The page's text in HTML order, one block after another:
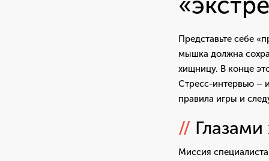
Представьте себе
мышка должна
хищницу. В конце
Стресс-интервью –
правила игры и
//
Миссия